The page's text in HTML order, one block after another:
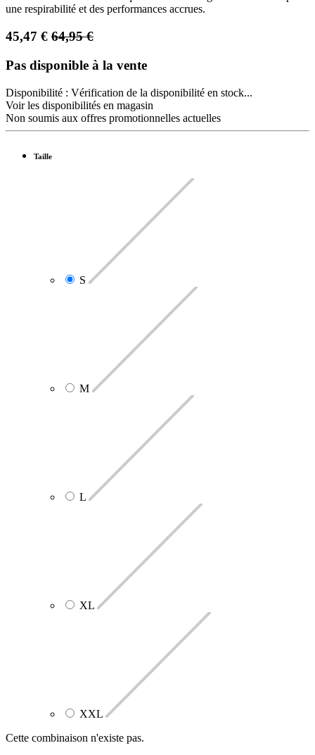
une respirabilité et des performances accrues.
45,47 € 64,95€
Pas disponible à la vente
Disponibilité : Vérification de la disponibilité en stock...
Voir les disponibilités en magasin
Non soumis aux offres promotionnelles actuelles
Taille
S
M
L
XL
XXL
Cette combinaison n'existe pas.